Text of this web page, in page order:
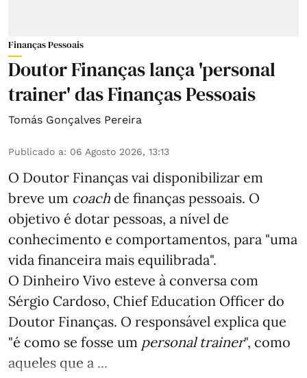
Finanças Pessoais
Doutor Finanças lança 'personal
trainer' das Finanças Pessoais
Tomás Gonçalves Pereira
Publicado a: 06 Agosto 2026, 13:13
O Doutor Finanças vai disponibilizar em
breve um coach de finanças pessoais. O
objetivo é dotar pessoas, a nível de
conhecimento e comportamentos, para "uma
vida financeira mais equilibrada".
O Dinheiro Vivo esteve à conversa com
Sérgio Cardoso, Chief Education Officer do
Doutor Finanças. O responsável explica que
"é como se fosse um personal trainer", como
aqueles que a ...